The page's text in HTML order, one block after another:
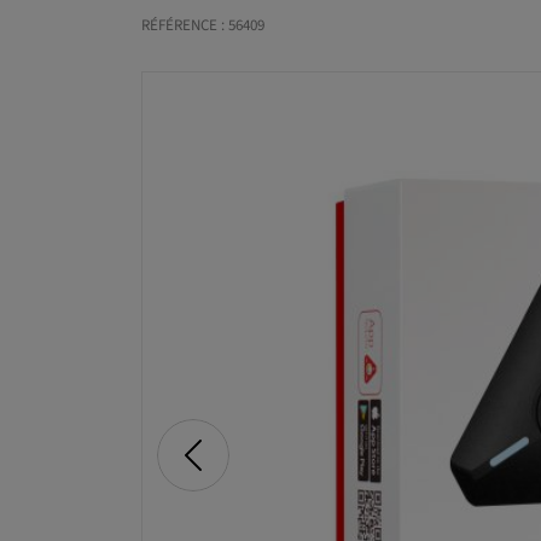
RÉFÉRENCE : 56409